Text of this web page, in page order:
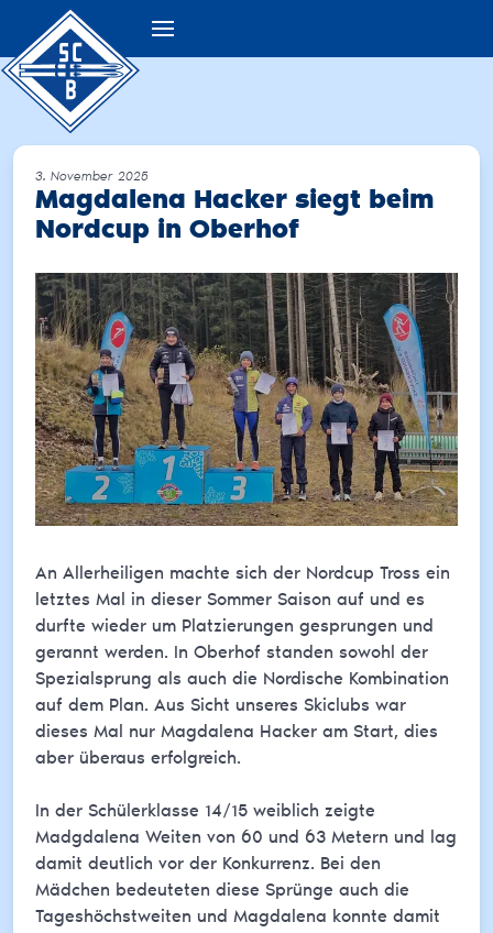
3. November 2025
Magdalena Hacker siegt beim
Nordcup in Oberhof
An Allerheiligen machte sich der Nordcup Tross ein
letztes Mal in dieser Sommer Saison auf und es
durfte wieder um Platzierungen gesprungen und
gerannt werden. In Oberhof standen sowohl der
Spezialsprung als auch die Nordische Kombination
auf dem Plan. Aus Sicht unseres Skiclubs war
dieses Mal nur Magdalena Hacker am Start, dies
aber überaus erfolgreich.
In der Schülerklasse 14/15 weiblich zeigte
Madgdalena Weiten von 60 und 63 Metern und lag
damit deutlich vor der Konkurrenz. Bei den
Mädchen bedeuteten diese Sprünge auch die
Tageshöchstweiten und Magdalena konnte damit